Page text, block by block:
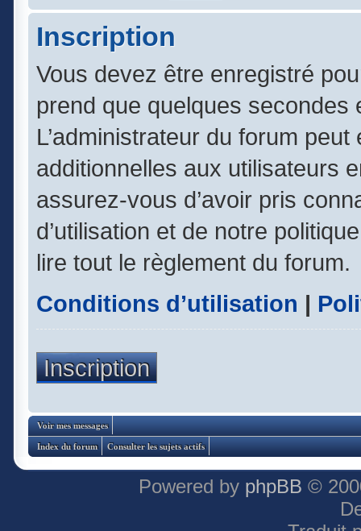
Inscription
Vous devez être enregistré
prend que quelques
L’administrateur du forum
additionnelles aux utilisateurs
assurez-vous d’avoir pris
d’utilisation et de notre
lire tout le règlement du forum.
Conditions d’utilisation |
Inscription
Voir mes messages
Index du forum Consulter les sujets actifs
Powered by phpBB ©